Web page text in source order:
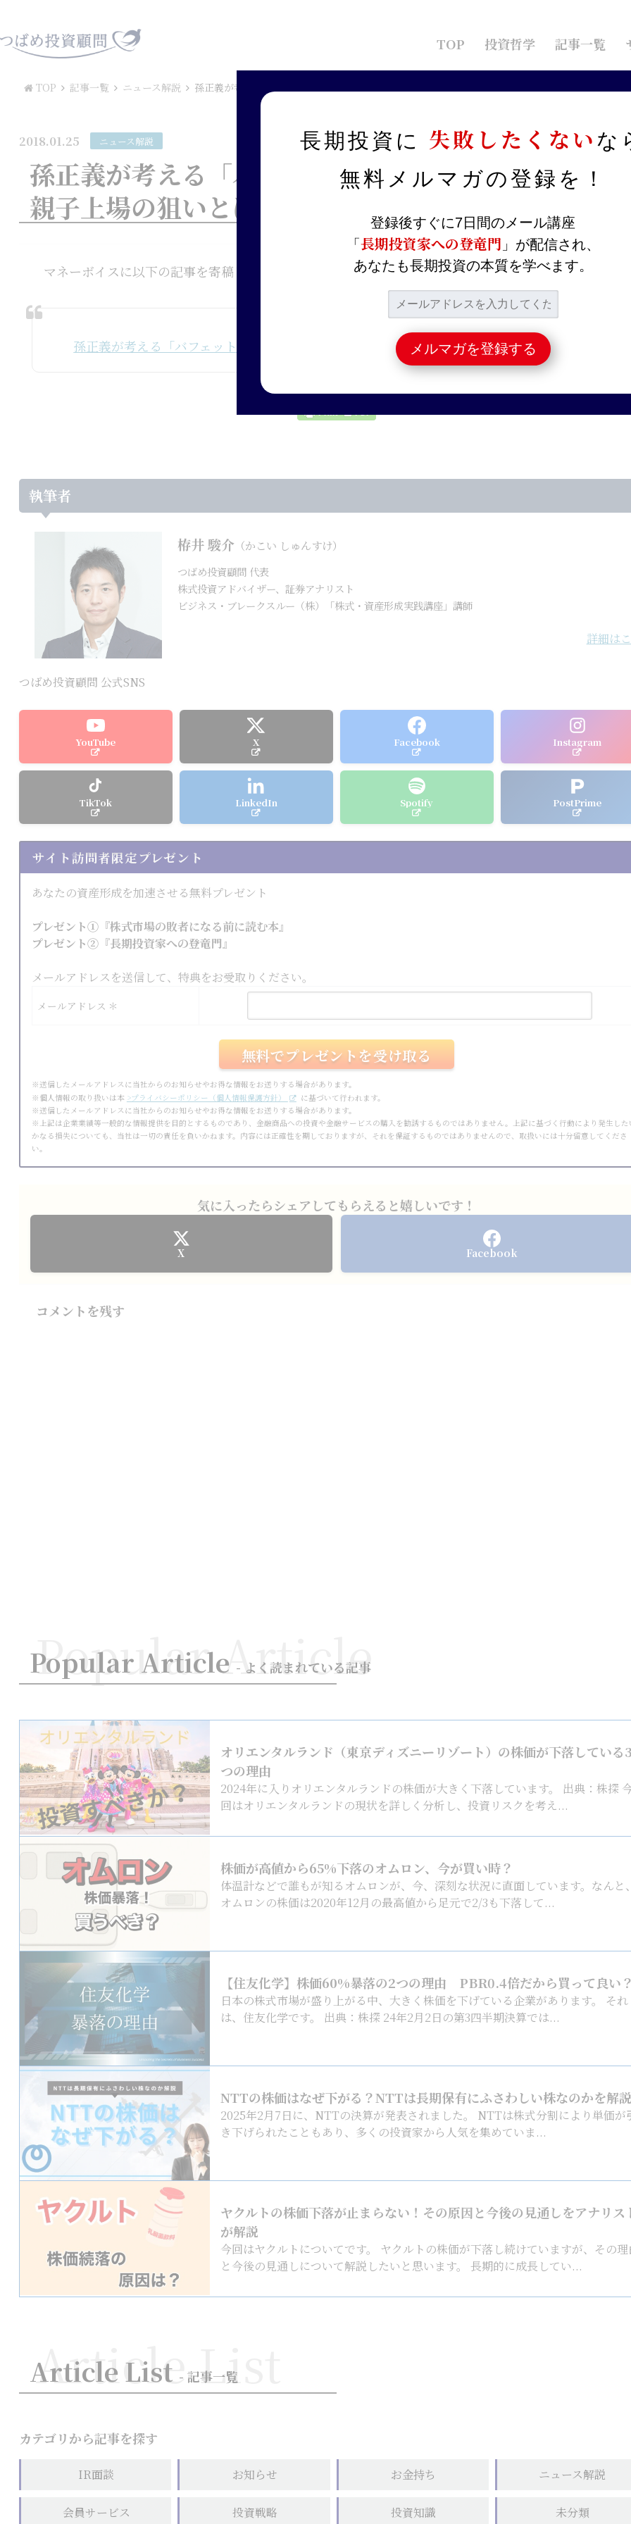
TOP 投資哲学 記事一覧
TOP 記事一覧 ニュース解説 孫正義が考える「バフェットの倒し方」ソフトバンク親子上場の狙いとは？
2018.01.25 ニュース解説
孫正義が考える「バフェットの倒し方」ソフトバン
親子上場の狙いとは？
マネーボイスに以下の記事を寄稿しました。ぜひご覧ください。
孫正義が考える「バフェットの倒し方」ソフトバンク親子上場の狙いとは？＝栫井駿介
執筆者
栫井 駿介 （かこい しゅんすけ）
つばめ投資顧問 代表
株式投資アドバイザー、証券アナリスト
ビジネス・ブレークスルー（株）「株式・資産形成実践講座」講師
詳細は
つばめ投資顧問 公式SNS
YouTube X Facebook Instagram
TikTok LinkedIn Spotify PostPrime
サイト訪問者限定プレゼント
あなたの資産形成を加速させる無料プレゼント
プレゼント①『株式市場の敗者になる前に読む本』
プレゼント②『長期投資家への登竜門』
メールアドレスを送信して、特典をお受取りください。
メールアドレス ＊
※送信したメールアドレスに当社からのお知らせやお得な情報をお送りする場合があります。
※個人情報の取り扱いは本 >プライバシーポリシー（個人情報保護方針）
に基づいて行われます。
※送信したメールアドレスに当社からのお知らせやお得な情報をお送りする場合があります。
※上記は企業業績等一般的な情報提供を目的とするものであり、金融商品への投資や金融サービスの購入を勧誘するものではありません。上記に基づく行動により発生した
かなる損失についても、当社は一切の責任を負いかねます。内容には正確性を期しておりますが、それを保証するものではありませんので、取扱いには十分留意してくださ
い。
気に入ったらシェアしてもらえると嬉しいです！
X Facebook
コメントを残す
Popular Article - よく読まれている記事
Popular Article
オリエンタルランド（東京ディズニーリゾート）の株価が下落している
つの理由
2024年に入りオリエンタルランドの株価が大きく下落しています。 出典：株探
回はオリエンタルランドの現状を詳しく分析し、投資リスクを考え...
株価が高値から65%下落のオムロン、今が買い時？
体温計などで誰もが知るオムロンが、今、深刻な状況に直面しています。なんと
オムロンの株価は2020年12月の最高値から足元で2/3も下落して...
【住友化学】株価60%暴落の2つの理由 PBR0.4倍だから買って良い
日本の株式市場が盛り上がる中、大きく株価を下げている企業があります。 それ
は、住友化学です。 出典：株探 24年2月2日の第3四半期決算では...
NTTの株価はなぜ下がる？NTTは長期保有にふさわしい株なのかを解説
2025年2月7日に、NTTの決算が発表されました。 NTTは株式分割により単価が
き下げられたこともあり、多くの投資家から人気を集めていま...
ヤクルトの株価下落が止まらない！その原因と今後の見通しをアナリス
が解説
今回はヤクルトについてです。 ヤクルトの株価が下落し続けていますが、その理
と今後の見通しについて解説したいと思います。 長期的に成長してい...
Article List - 記事一覧
Article List
カテゴリから記事を探す
IR面談 お知らせ お金持ち ニュース解説
会員サービス 投資戦略 投資知識 未分類
長期投資に 失敗したくない な
無料メルマガの登録を！
登録後すぐに7日間のメール講座
「 長期投資家への登竜門 」が配信され、
あなたも長期投資の本質を学べます。